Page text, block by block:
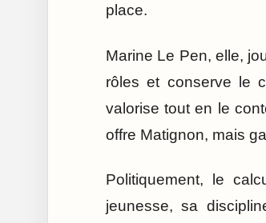
place.
Marine Le Pen, elle,
rôles et conserve le
valorise tout en le
offre Matignon, mais
Politiquement, le
jeunesse, sa